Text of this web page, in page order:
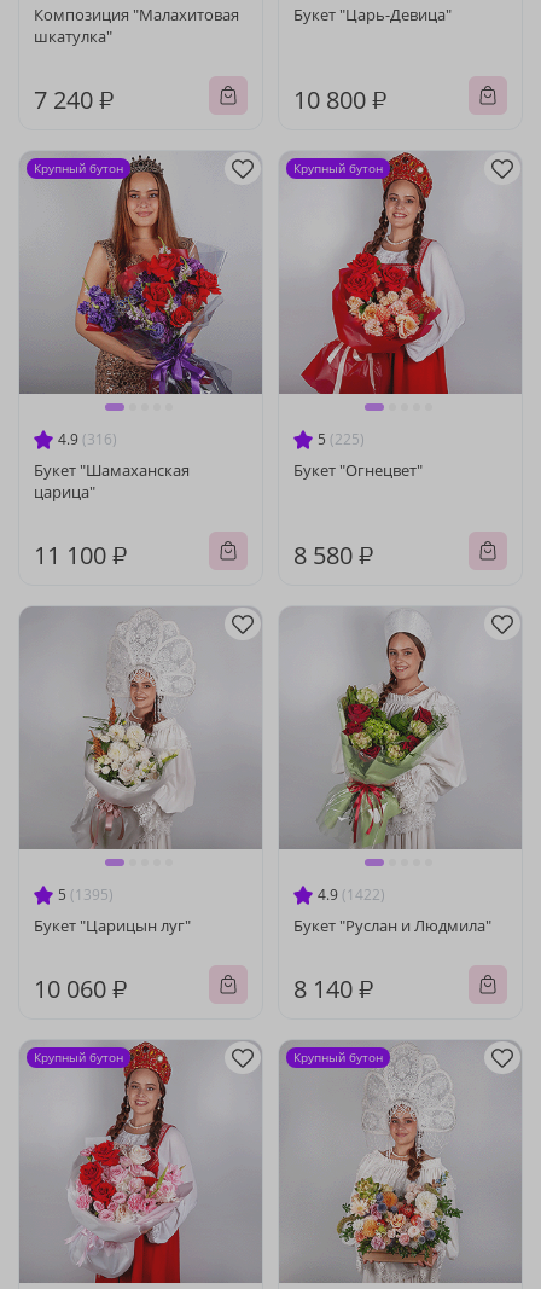
Композиция "Малахитовая
шкатулка"
7 240 ₽
Букет "Царь-Девица"
10 800 ₽
4.9 (316)
Букет "Шамаханская
царица"
11 100 ₽
Крупный бутон
5 (225)
Букет "Огнецвет"
8 580 ₽
Крупный бутон
5 (1395)
Букет "Царицын луг"
10 060 ₽
4.9 (1422)
Букет "Руслан и Людмила"
8 140 ₽
Крупный бутон Крупный бутон